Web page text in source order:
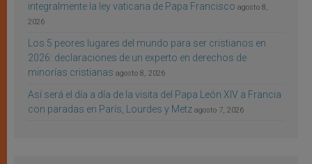
integralmente la ley vaticana de Papa Francisco agosto 8,
2026
Los 5 peores lugares del mundo para ser cristianos en
2026: declaraciones de un experto en derechos de
minorías cristianas agosto 8, 2026
Así será el día a día de la visita del Papa León XIV a Francia
con paradas en París, Lourdes y Metz agosto 7, 2026